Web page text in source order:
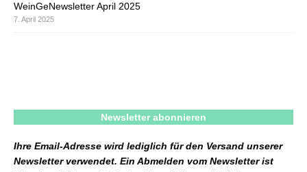
WeinGeNewsletter April 2025
7. April 2025
Newsletter abonnieren
Ihre Email-Adresse wird lediglich für den Versand unserer
Newsletter verwendet. Ein Abmelden vom Newsletter ist